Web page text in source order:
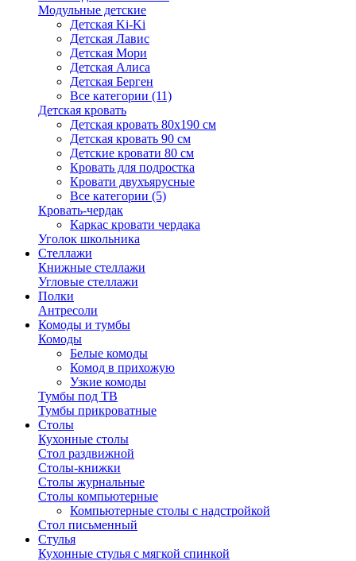
Модульные детские
Детская Ki-Ki
Детская Лавис
Детская Мори
Детская Алиса
Детская Берген
Все категории (11)
Детская кровать
Детская кровать 80х190 см
Детская кровать 90 см
Детские кровати 80 см
Кровать для подростка
Кровати двухъярусные
Все категории (5)
Кровать-чердак
Каркас кровати чердака
Уголок школьника
Стеллажи
Книжные стеллажи
Угловые стеллажи
Полки
Антресоли
Комоды и тумбы
Комоды
Белые комоды
Комод в прихожую
Узкие комоды
Тумбы под ТВ
Тумбы прикроватные
Столы
Кухонные столы
Стол раздвижной
Столы-книжки
Столы журнальные
Столы компьютерные
Компьютерные столы с надстройкой
Стол письменный
Стулья
Кухонные стулья с мягкой спинкой